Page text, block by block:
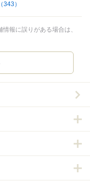
（343）
報に誤りがある場合は、